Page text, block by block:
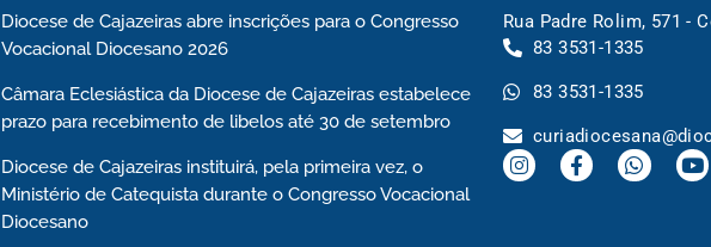
Diocese de Cajazeiras abre inscrições para o Congresso
Vocacional Diocesano 2026
Câmara Eclesiástica da Diocese de Cajazeiras estabelece
prazo para recebimento de libelos até 30 de setembro
Diocese de Cajazeiras instituirá, pela primeira vez, o
Ministério de Catequista durante o Congresso Vocacional
Diocesano
Rua Padre Rolim, 571 -
83 3531-1335
83 3531-1335